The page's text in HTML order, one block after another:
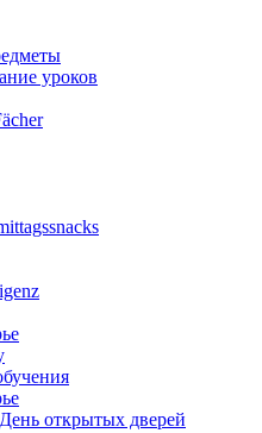
уроков
открытых дверей